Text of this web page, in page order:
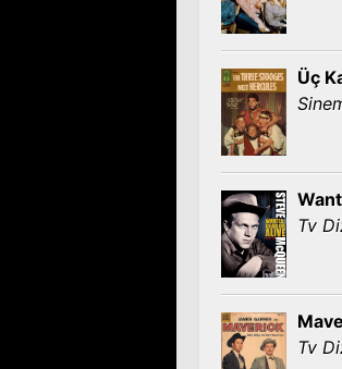
Üç
Tv
Tv